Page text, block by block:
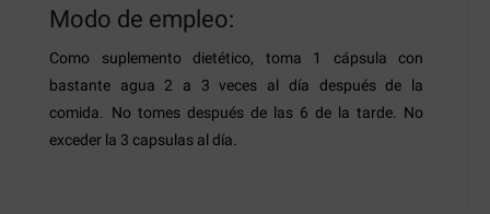
Modo de empleo:
Como suplemento dietético, toma 1 cápsula con
bastante agua 2 a 3 veces al día después de la
comida
No tomes después de las 6 de la tarde. No
exceder la 3 capsulas al día.